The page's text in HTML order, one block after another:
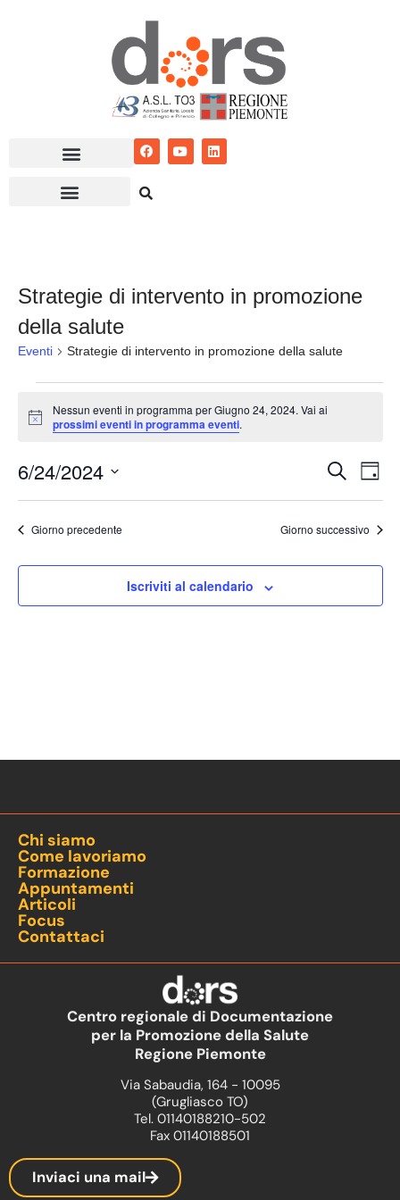
Strategie di intervento in promozione
della salute
Eventi Strategie di intervento in promozione della salute
Notice
Nessun eventi in programma per Giugno 24, 2024. Vai ai
prossimi eventi in programma eventi.
Eventi
e
viste
Cerca
6/24/2024
data.
Giorno precedente Giorno successivo
Iscriviti al calendario
Chi siamo
Come lavoriamo
Formazione
Appuntamenti
Articoli
Focus
Contattaci
Centro regionale di Documentazione
per la Promozione della Salute
Regione Piemonte
Via Sabaudia, 164 - 10095
(Grugliasco TO)
Tel. 01140188210-502
Fax 01140188501
Inviaci una mail